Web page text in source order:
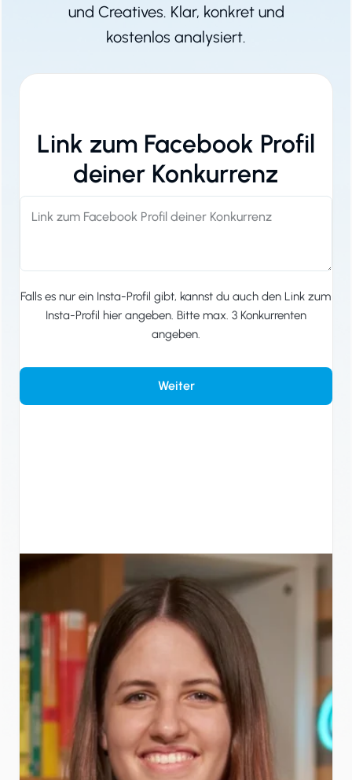
und Creatives. Klar, konkret und
kostenlos analysiert.
Link zum Facebook Profil
deiner Konkurrenz
Link zum Facebook Profil deiner Konkurrenz
Falls es nur ein Insta-Profil gibt, kannst du auch den Link zum
Insta-Profil hier angeben. Bitte max. 3 Konkurrenten
angeben.
Weiter